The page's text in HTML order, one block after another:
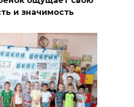
и значимость